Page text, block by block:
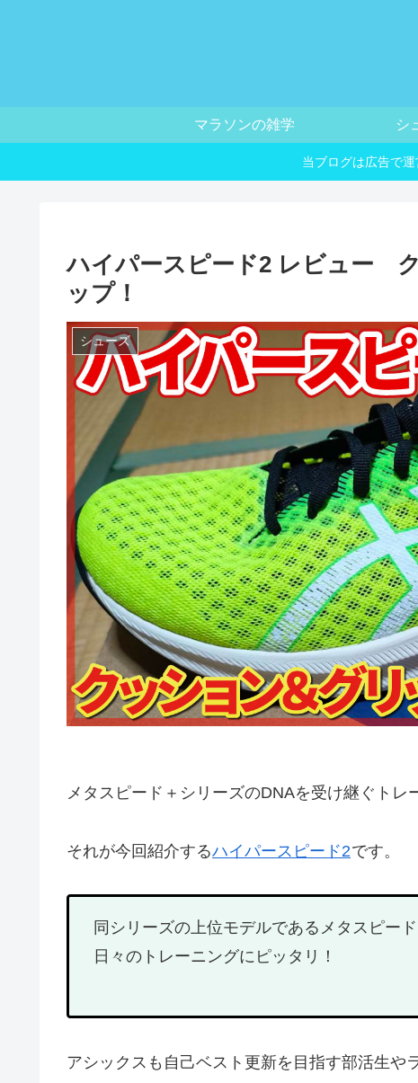
マラソンの雑学 シ
当ブログは広告で
ハイパースピード2 レビュー
ップ！
シューズ
メタスピード＋シリーズのDNAを受け継ぐトレ
それが今回紹介するハイパースピード2です。
同シリーズの上位モデルであるメタスピー
日々のトレーニングにピッタリ！
アシックスも自己ベスト更新を目指す部活生や